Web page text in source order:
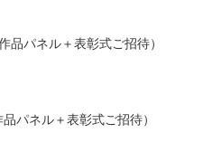
パネル＋表彰式ご招待）
ネル＋表彰式ご招待）